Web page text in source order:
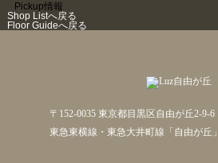
Pickup情報
Shop Listへ戻る
Floor Guideへ戻る
〒152-0035 東京都目黒区自由が丘2-9-6
東急東横線・東急大井町線「自由が丘